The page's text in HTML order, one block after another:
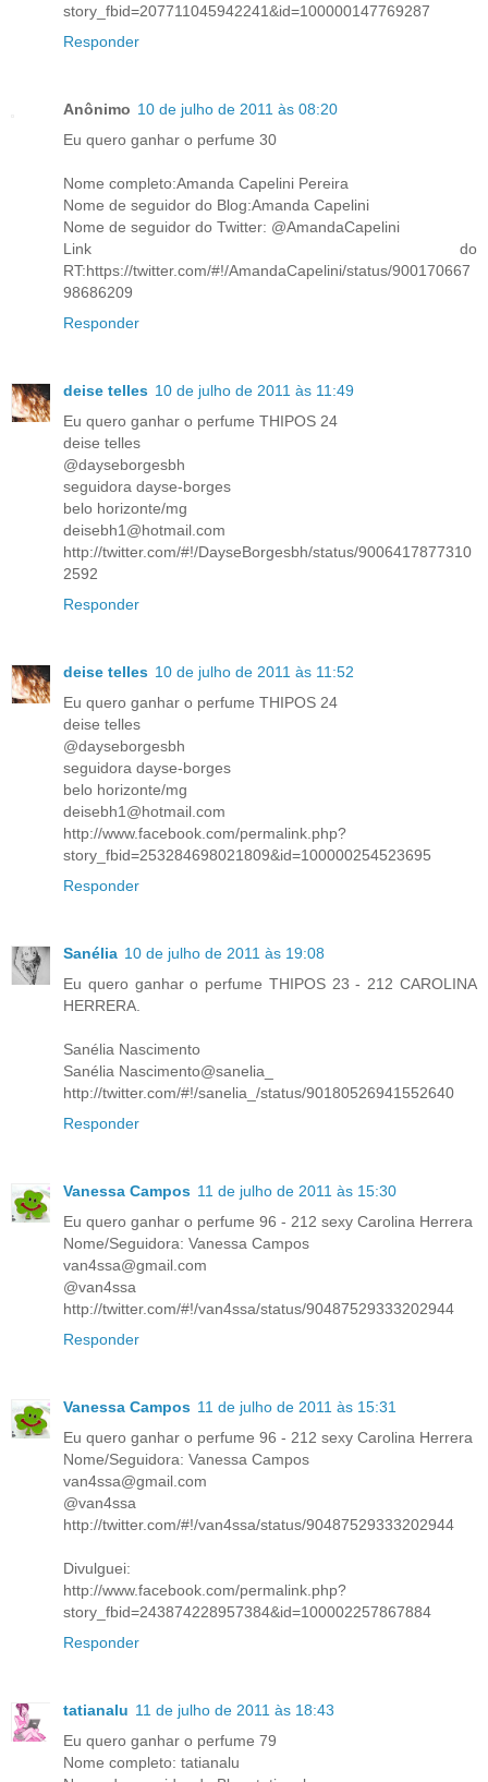
story_fbid=207711045942241&id=100000147769287
Responder
Anônimo 10 de julho de 2011 às 08:20
Eu quero ganhar o perfume 30
Nome completo:Amanda Capelini Pereira
Nome de seguidor do Blog:Amanda Capelini
Nome de seguidor do Twitter: @AmandaCapelini
Link do
RT:https://twitter.com/#!/AmandaCapelini/status/900170667
98686209
Responder
deise telles 10 de julho de 2011 às 11:49
Eu quero ganhar o perfume THIPOS 24
deise telles
@dayseborgesbh
seguidora dayse-borges
belo horizonte/mg
deisebh1@hotmail.com
http://twitter.com/#!/DayseBorgesbh/status/9006417877310
2592
Responder
deise telles 10 de julho de 2011 às 11:52
Eu quero ganhar o perfume THIPOS 24
deise telles
@dayseborgesbh
seguidora dayse-borges
belo horizonte/mg
deisebh1@hotmail.com
http://www.facebook.com/permalink.php?
story_fbid=253284698021809&id=100000254523695
Responder
Sanélia 10 de julho de 2011 às 19:08
Eu quero ganhar o perfume THIPOS 23 - 212 CAROLINA
HERRERA.
Sanélia Nascimento
Sanélia Nascimento@sanelia_
http://twitter.com/#!/sanelia_/status/90180526941552640
Responder
Vanessa Campos 11 de julho de 2011 às 15:30
Eu quero ganhar o perfume 96 - 212 sexy Carolina Herrera
Nome/Seguidora: Vanessa Campos
van4ssa@gmail.com
@van4ssa
http://twitter.com/#!/van4ssa/status/90487529333202944
Responder
Vanessa Campos 11 de julho de 2011 às 15:31
Eu quero ganhar o perfume 96 - 212 sexy Carolina Herrera
Nome/Seguidora: Vanessa Campos
van4ssa@gmail.com
@van4ssa
http://twitter.com/#!/van4ssa/status/90487529333202944
Divulguei:
http://www.facebook.com/permalink.php?
story_fbid=243874228957384&id=100002257867884
Responder
tatianalu 11 de julho de 2011 às 18:43
Eu quero ganhar o perfume 79
Nome completo: tatianalu